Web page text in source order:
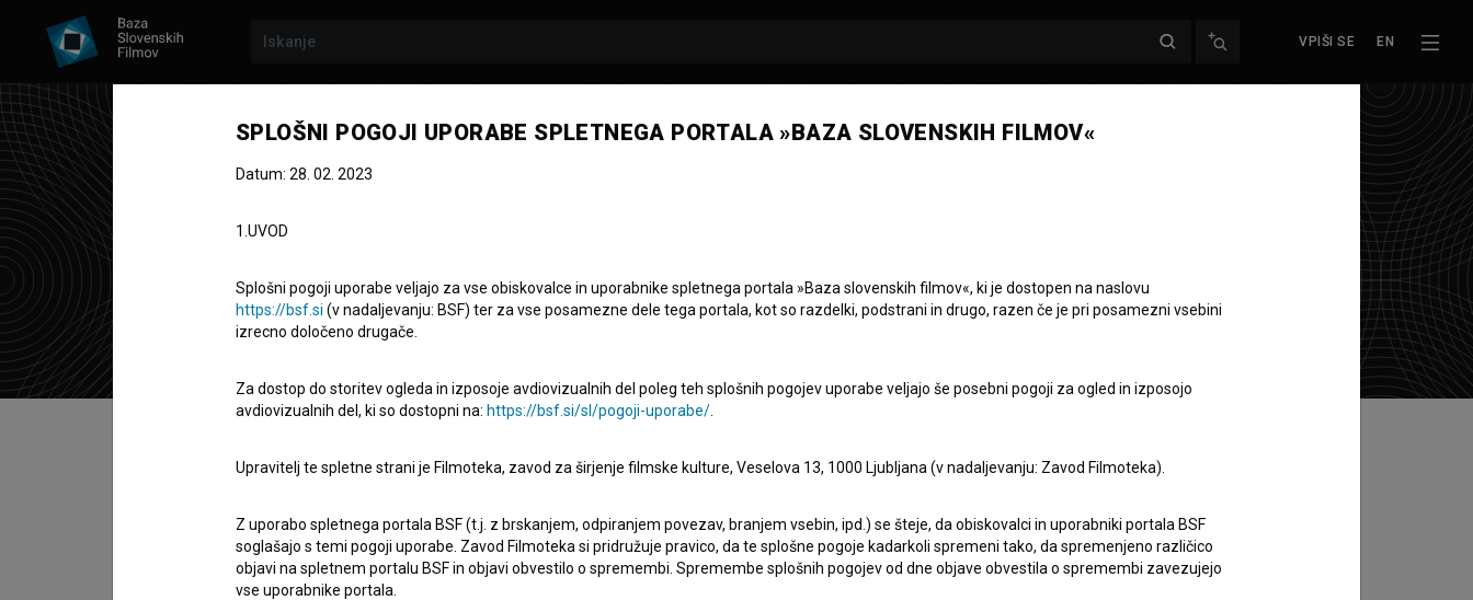
VPIŠI SE EN
Matjaž Knap je nastopajoči. Najnovejši projekt, kjer je nastopil, jeOd pogreba do karnevala (2025).
SPLOŠNI POGOJI UPORABE SPLETNEGA PORTALA »BAZA SLOVENSKIH FILMOV«
Datum: 28. 02. 2023
1.UVOD
Splošni pogoji uporabe veljajo za vse obiskovalce in uporabnike spletnega portala »Baza slovenskih filmov«, ki je dostopen na naslovu
https://bsf.si (v nadaljevanju: BSF) ter za vse posamezne dele tega portala, kot so razdelki, podstrani in drugo, razen če je pri posamezni vsebini
izrecno določeno drugače.
Za dostop do storitev ogleda in izposoje avdiovizualnih del poleg teh splošnih pogojev uporabe veljajo še posebni pogoji za ogled in izposojo
avdiovizualnih del, ki so dostopni na: https://bsf.si/sl/pogoji-uporabe/
Upravitelj te spletne strani je Filmoteka, zavod za širjenje filmske kulture, Veselova 13, 1000 Ljubljana (v nadaljevanju: Zavod Filmoteka).
Z uporabo spletnega portala BSF (t.j. z brskanjem, odpiranjem povezav, branjem vsebin, ipd.) se šteje, da obiskovalci in uporabniki portala BSF
soglašajo s temi pogoji uporabe. Zavod Filmoteka si pridružuje pravico, da te splošne pogoje kadarkoli spremeni tako, da spremenjeno različico
objavi na spletnem portalu BSF in objavi obvestilo o spremembi. Spremembe splošnih pogojev od dne objave obvestila o spremembi zavezujejo
vse uporabnike portala.